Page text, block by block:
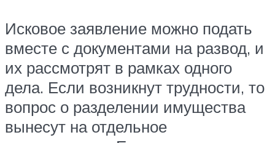
Исковое заявление можно подать
вместе с документами на развод, и
их рассмотрят в рамках одного
дела. Если возникнут трудности, то
вопрос о разделении имущества
вынесут на отдельное